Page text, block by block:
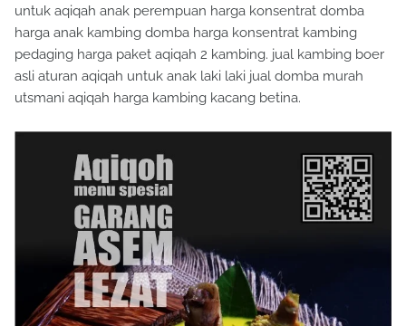
untuk aqiqah anak perempuan harga konsentrat domba
harga anak kambing domba harga konsentrat kambing
pedaging harga paket aqiqah 2 kambing. jual kambing boer
asli aturan aqiqah untuk anak laki laki jual domba murah
utsmani aqiqah harga kambing kacang betina.